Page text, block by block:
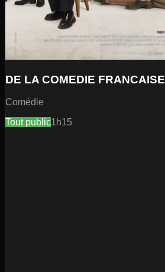
DE LA COMEDIE FRANCAISE
Comédie
Tout public1h15